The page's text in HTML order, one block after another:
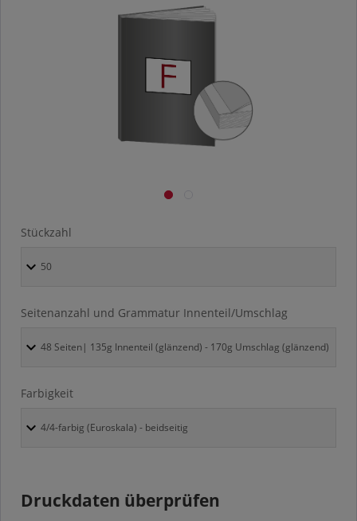
Stückzahl
Seitenanzahl und Grammatur Innenteil/Umschlag
Farbigkeit
Druckdaten überprüfen